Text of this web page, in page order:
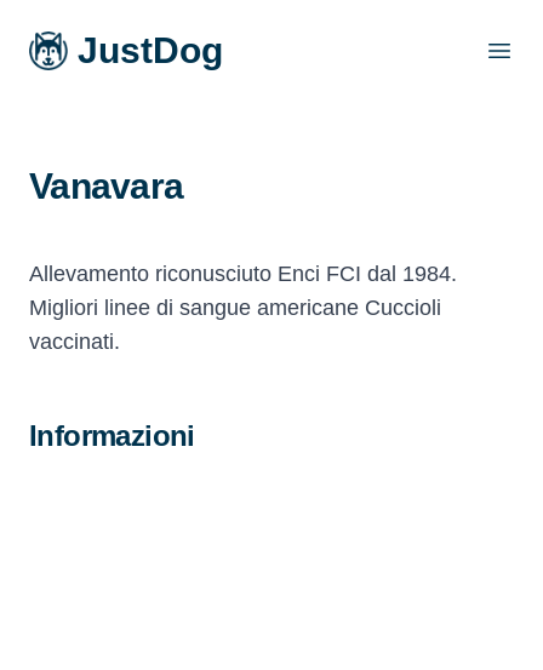
JustDog
Vanavara
Allevamento riconusciuto Enci FCI dal 1984.
Migliori linee di sangue americane Cuccioli
vaccinati.
Informazioni